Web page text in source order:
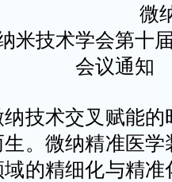
微
米技术学会第十
会议通知
技术交叉赋能的
。微纳精准医
的精细化与精